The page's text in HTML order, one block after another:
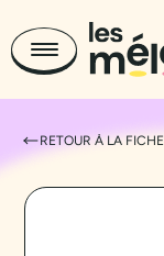
RETOUR À LA FICHE